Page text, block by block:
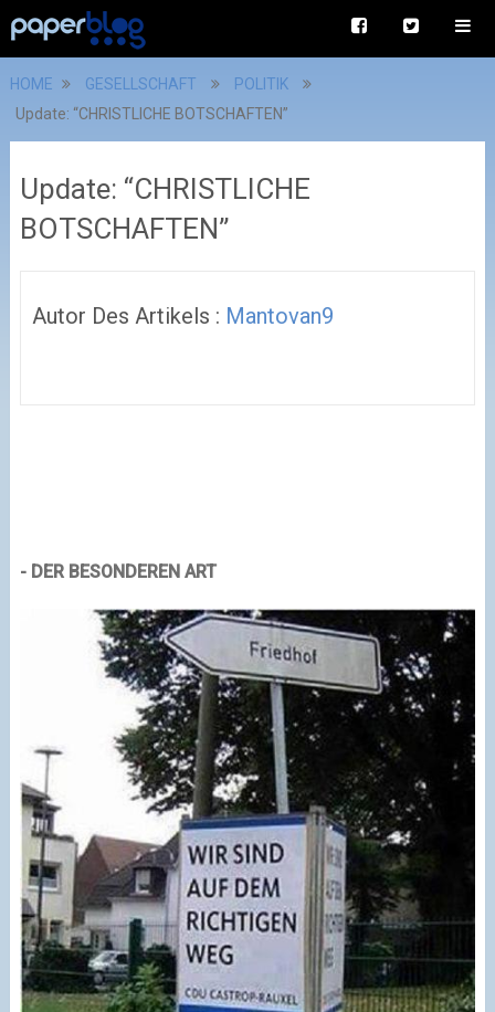
HOME GESELLSCHAFT
POLITIK
Update: “CHRISTLICHE BOTSCHAFTEN”
Update: “CHRISTLICHE
BOTSCHAFTEN”
Autor Des Artikels : Mantovan9
- DER BESONDEREN ART